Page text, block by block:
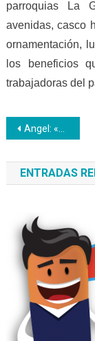
parroquias La
avenidas, casco
ornamentación,
los beneficios
trabajadoras del
de
entradas
Angel: «Es el momento de la patria»
ENTRADAS